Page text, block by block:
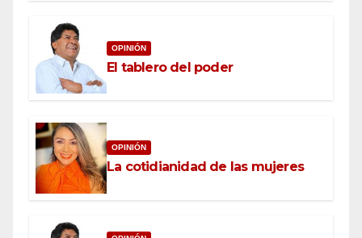
OPINIÓN
El tablero del poder
OPINIÓN
La cotidianidad de las mujeres